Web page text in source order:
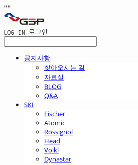
""
LOG IN 로그인
공지사항
찾아오시는 길
자료실
BLOG
Q&A
SKI
Fischer
Atomic
Rossignol
Head
Volkl
Dynastar